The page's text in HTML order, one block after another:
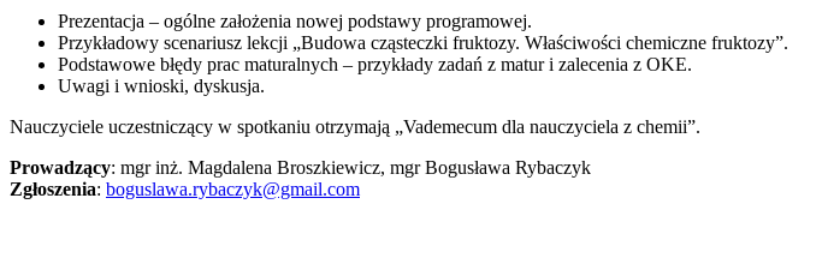
Prezentacja – ogólne założenia nowej podstawy programowej.
Przykładowy scenariusz lekcji „Budowa cząsteczki fruktozy. Właściwości chemiczne fruktozy”.
Podstawowe błędy prac maturalnych – przykłady zadań z matur i zalecenia z OKE.
Uwagi i wnioski, dyskusja.
Nauczyciele uczestniczący w spotkaniu otrzymają „Vademecum dla nauczyciela z chemii”.
Prowadzący: mgr inż. Magdalena Broszkiewicz, mgr Bogusława Rybaczyk
Zgłoszenia: boguslawa.rybaczyk@gmail.com